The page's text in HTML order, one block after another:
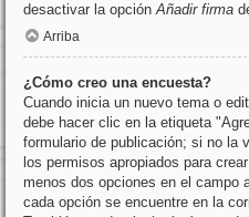
desactivar la opciónAñadir firma
Arriba
¿Cómo creo una encuesta?
Cuando inicia un nuevo tema o
debe hacer clic en la etiqueta
formulario de publicación; si no la
los permisos apropiados para
menos dos opciones en el campo
cada opción se encuentre en la